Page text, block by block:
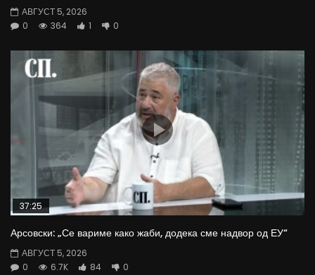
АВГУСТ 5, 2026
0
364 1 0
37:25
Арсовски: „Се вариме како жаби, додека сме надвор од ЕУ“
АВГУСТ 5, 2026
0
6.7K 84 0